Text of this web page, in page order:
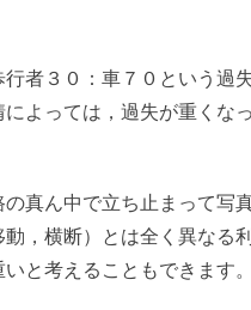
行者３０：車７０という過
よっては，過失が重くな
の真ん中で立ち止まって写
，横断）とは全く異なる
と考えることもできます。